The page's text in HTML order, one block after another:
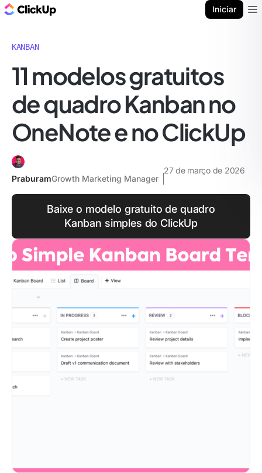
Iniciar
KANBAN
11 modelos gratuitos
de quadro Kanban no
OneNote e no ClickUp
PraburamGrowth Marketing Manager
27 de março de 2026
Baixe o modelo gratuito de quadro
Kanban simples do ClickUp